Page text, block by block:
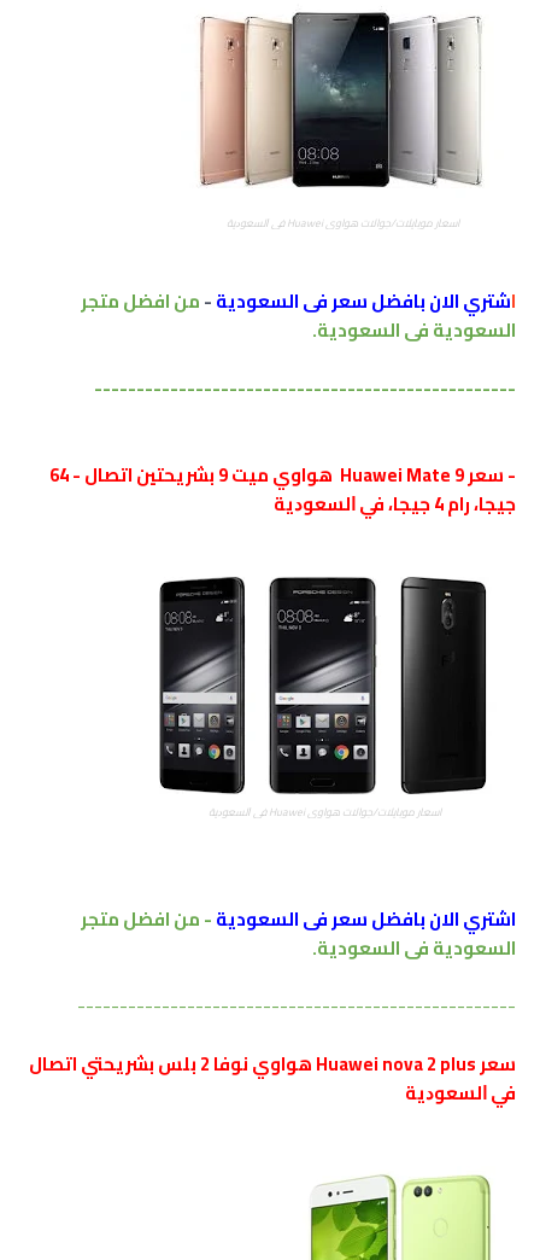
اسعار موبايلات/جوالات هواوي Huawei ﻓﻲ ﺍﻟﺴﻌﻮﺩﻳﺔ
اشتري الان بافضل سعر فى السعودية-من افضل متجر
السعودية فى السعودية.
--------------------------------------------------
- سعرHuawei Mate 9
هواوي ميت 9 بشريحتين اتصال - 64
جيجا، رام 4 جيجا، ﻓﻲ ﺍﻟﺴﻌﻮﺩﻳﺔ
اسعار موبايلات/جوالات هواوي Huawei ﻓﻲ ﺍﻟﺴﻌﻮﺩﻳﺔ
اشتري الان بافضل سعر فى السعودية- من افضل متجر
السعودية فى السعودية.
----------------------------------------------------
سعر Huawei nova 2 plus هواوي نوفا 2 بلس بشريحتي اتصال
ﻓﻲ ﺍﻟﺴﻌﻮﺩﻳﺔ